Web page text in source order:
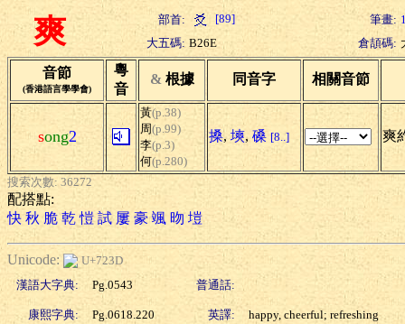
爽 部首: [89] 筆畫:
大五碼: B26E 倉頡碼:
音節
(香港語言學學會)
粵
音
& 根據 同音字 相關音節
song2
黃(p.38)
周(p.99)
李(p.3)
何(p.280)
搡, 塽, 磉 [8..] 爽
搜索次數: 36272
配搭點:
快 秋 脆 乾 愷 試 屢 豪 颯 昒 塏
Unicode:
U+723D
漢語大字典:
Pg.0543 普通話:
康熙字典: Pg.0618.220 英譯: happy, cheerful; refreshing